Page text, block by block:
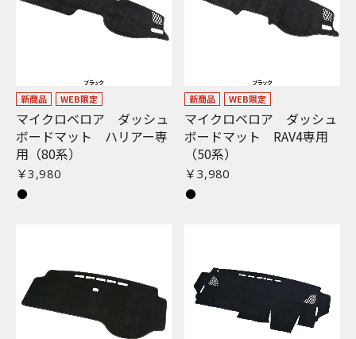
新商品 WEB限定
マイクロベロア ダッシュ
ボードマット ハリアー専
用（80系）
￥3,980
新商品 WEB限定
マイクロベロア ダッシュ
ボードマット RAV4専用
（50系）
￥3,980